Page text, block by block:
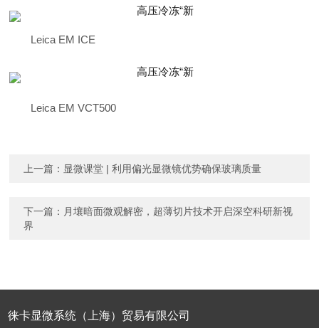
Leica EM ICE
Leica EM VCT500
上一篇： 显微课堂 | 利用偏光显微镜优势确保玻璃质量
下一篇： 月壤暗面微观解密，超薄切片技术开启深空科研新视
界
徕卡显微系统（上海）贸易有限公司